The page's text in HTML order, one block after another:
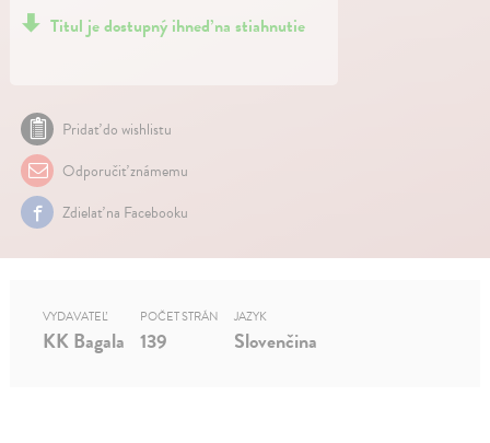
Titul je dostupný ihneď na stiahnutie
Pridať do wishlistu
Odporučiť známemu
Zdielať na Facebooku
VYDAVATEĽ
KK Bagala
POČET STRÁN
139
JAZYK
Slovenčina